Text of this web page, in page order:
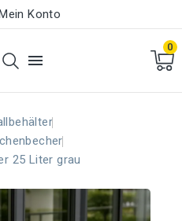
Konto

0
25 Liter grau